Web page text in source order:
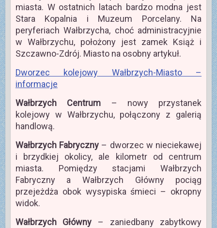
miasta. W ostatnich latach bardzo modna jest
Stara Kopalnia i Muzeum Porcelany. Na
peryferiach Wałbrzycha, choć administracyjnie
w Wałbrzychu, położony jest zamek Książ i
Szczawno-Zdrój. Miasto na osobny artykuł.
Dworzec kolejowy Wałbrzych-Miasto –
informacje
Wałbrzych Centrum – nowy przystanek
kolejowy w Wałbrzychu, połączony z galerią
handlową.
Wałbrzych Fabryczny – dworzec w nieciekawej
i brzydkiej okolicy, ale kilometr od centrum
miasta. Pomiędzy stacjami Wałbrzych
Fabryczny a Wałbrzych Główny pociąg
przejeżdża obok wysypiska śmieci – okropny
widok.
Wałbrzych Główny – zaniedbany zabytkowy